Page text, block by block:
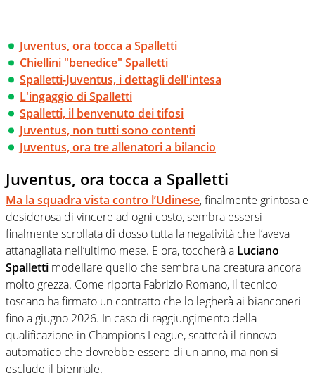
Juventus, ora tocca a Spalletti
Chiellini "benedice" Spalletti
Spalletti-Juventus, i dettagli dell'intesa
L'ingaggio di Spalletti
Spalletti, il benvenuto dei tifosi
Juventus, non tutti sono contenti
Juventus, ora tre allenatori a bilancio
Juventus, ora tocca a Spalletti
Ma la squadra vista contro l’Udinese, finalmente grintosa e
desiderosa di vincere ad ogni costo, sembra essersi
finalmente scrollata di dosso tutta la negatività che l’aveva
attanagliata nell’ultimo mese. E ora, toccherà a Luciano
Spalletti modellare quello che sembra una creatura ancora
molto grezza. Come riporta Fabrizio Romano, il tecnico
toscano ha firmato un contratto che lo legherà ai bianconeri
fino a giugno 2026. In caso di raggiungimento della
qualificazione in Champions League, scatterà il rinnovo
automatico che dovrebbe essere di un anno, ma non si
esclude il biennale.